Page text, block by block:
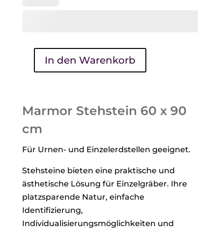
Marmor
x
cm
Menge
In den Warenkorb
Marmor Stehstein 60 x 90
cm
Für Urnen- und Einzelerdstellen geeignet.
Stehsteine bieten eine praktische und
ästhetische Lösung für Einzelgräber. Ihre
platzsparende Natur, einfache
Identifizierung,
Individualisierungsmöglichkeiten und